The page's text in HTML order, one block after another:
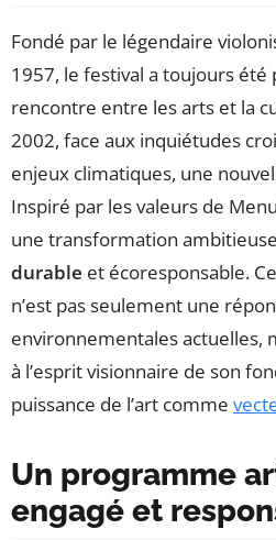
Fondé par le légendaire
1957, le festival a toujours
rencontre entre les arts et la
2002, face aux inquiétudes
enjeux climatiques, une
Inspiré par les valeurs de
une transformation
durable et écoresponsable.
n’est pas seulement une
environnementales actuelles,
à l’esprit visionnaire de son
puissance de l’art comme
Un programme
engagé et